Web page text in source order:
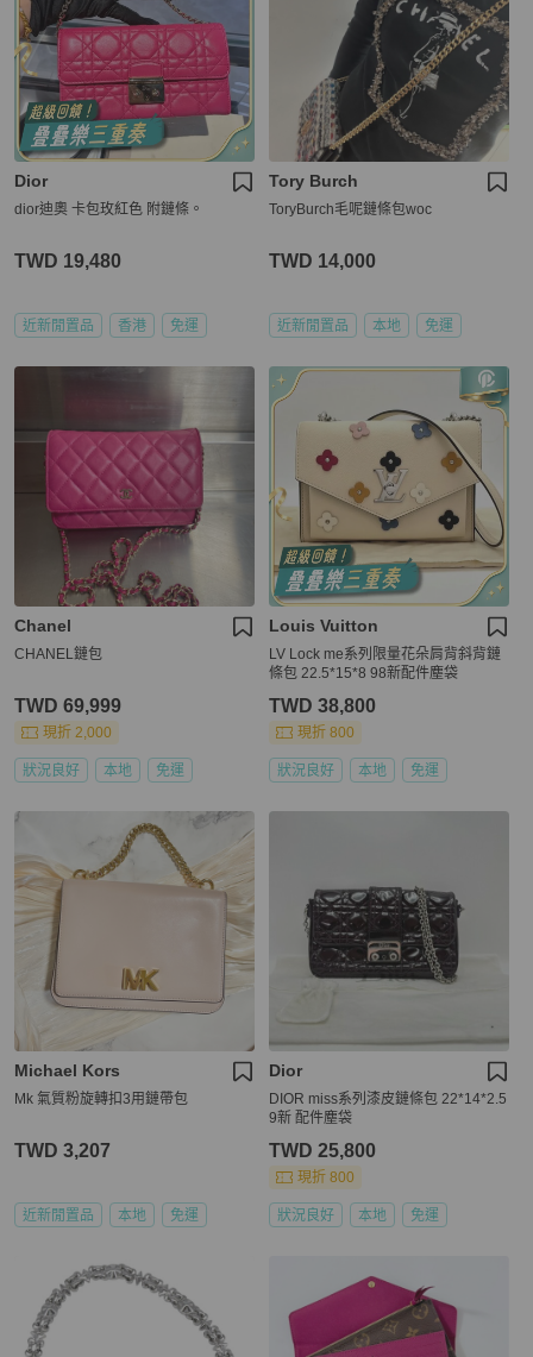
Dior
dior迪奧 卡包玫紅色 附鏈條。
TWD 19,480
近新閒置品 香港 免運
Tory Burch
ToryBurch毛呢鏈條包woc
TWD 14,000
近新閒置品 本地 免運
Chanel
CHANEL鏈包
TWD 69,999
現折 2,000
狀況良好 本地 免運
Louis Vuitton
LV Lock me系列限量花朵肩背斜背鏈
條包 22.5*15*8 98新配件塵袋
TWD 38,800
現折 800
狀況良好 本地 免運
Michael Kors
Mk 氣質粉旋轉扣3用鏈帶包
TWD 3,207
近新閒置品 本地 免運
Dior
DIOR miss系列漆皮鏈條包 22*14*2.5
9新 配件塵袋
TWD 25,800
現折 800
狀況良好 本地 免運